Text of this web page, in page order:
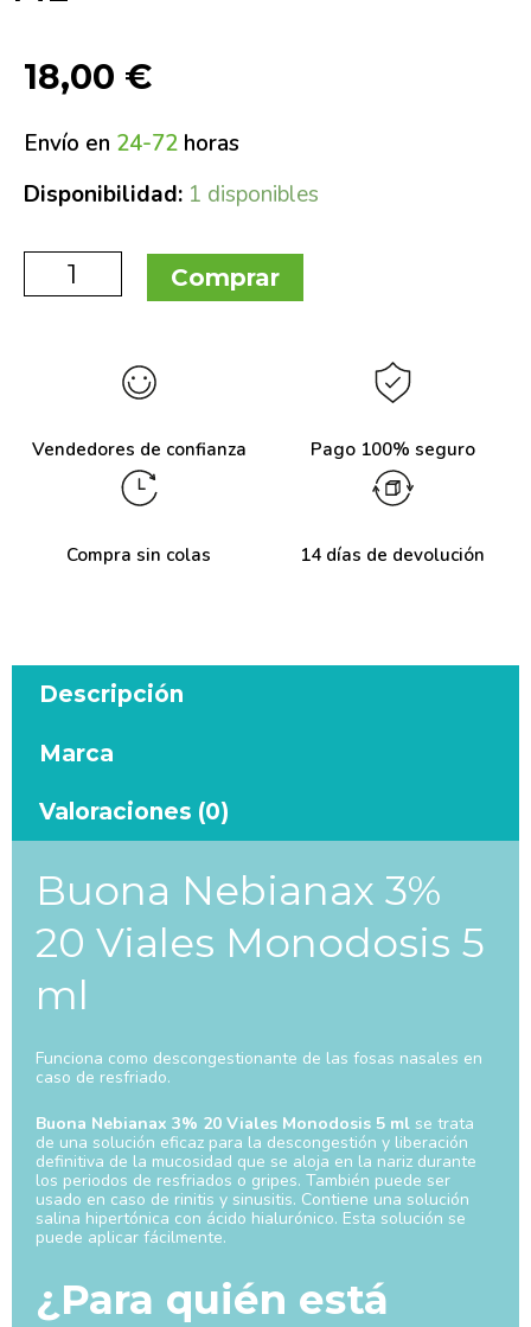
18,00 €
Envío en 24-72 horas
Disponibilidad: 1 disponibles
Comprar
Vendedores de confianza Pago 100% seguro
Compra sin colas 14 días de devolución
Descripción
Marca
Valoraciones (0)
Buona Nebianax 3%
20 Viales Monodosis 5
ml
Funciona como descongestionante de las fosas nasales en
caso de resfriado.
Buona Nebianax 3% 20 Viales Monodosis 5 ml se trata
de una solución eficaz para la descongestión y liberación
definitiva de la mucosidad que se aloja en la nariz durante
los periodos de resfriados o gripes. También puede ser
usado en caso de rinitis y sinusitis. Contiene una solución
salina hipertónica con ácido hialurónico. Esta solución se
puede aplicar fácilmente.
¿Para quién está